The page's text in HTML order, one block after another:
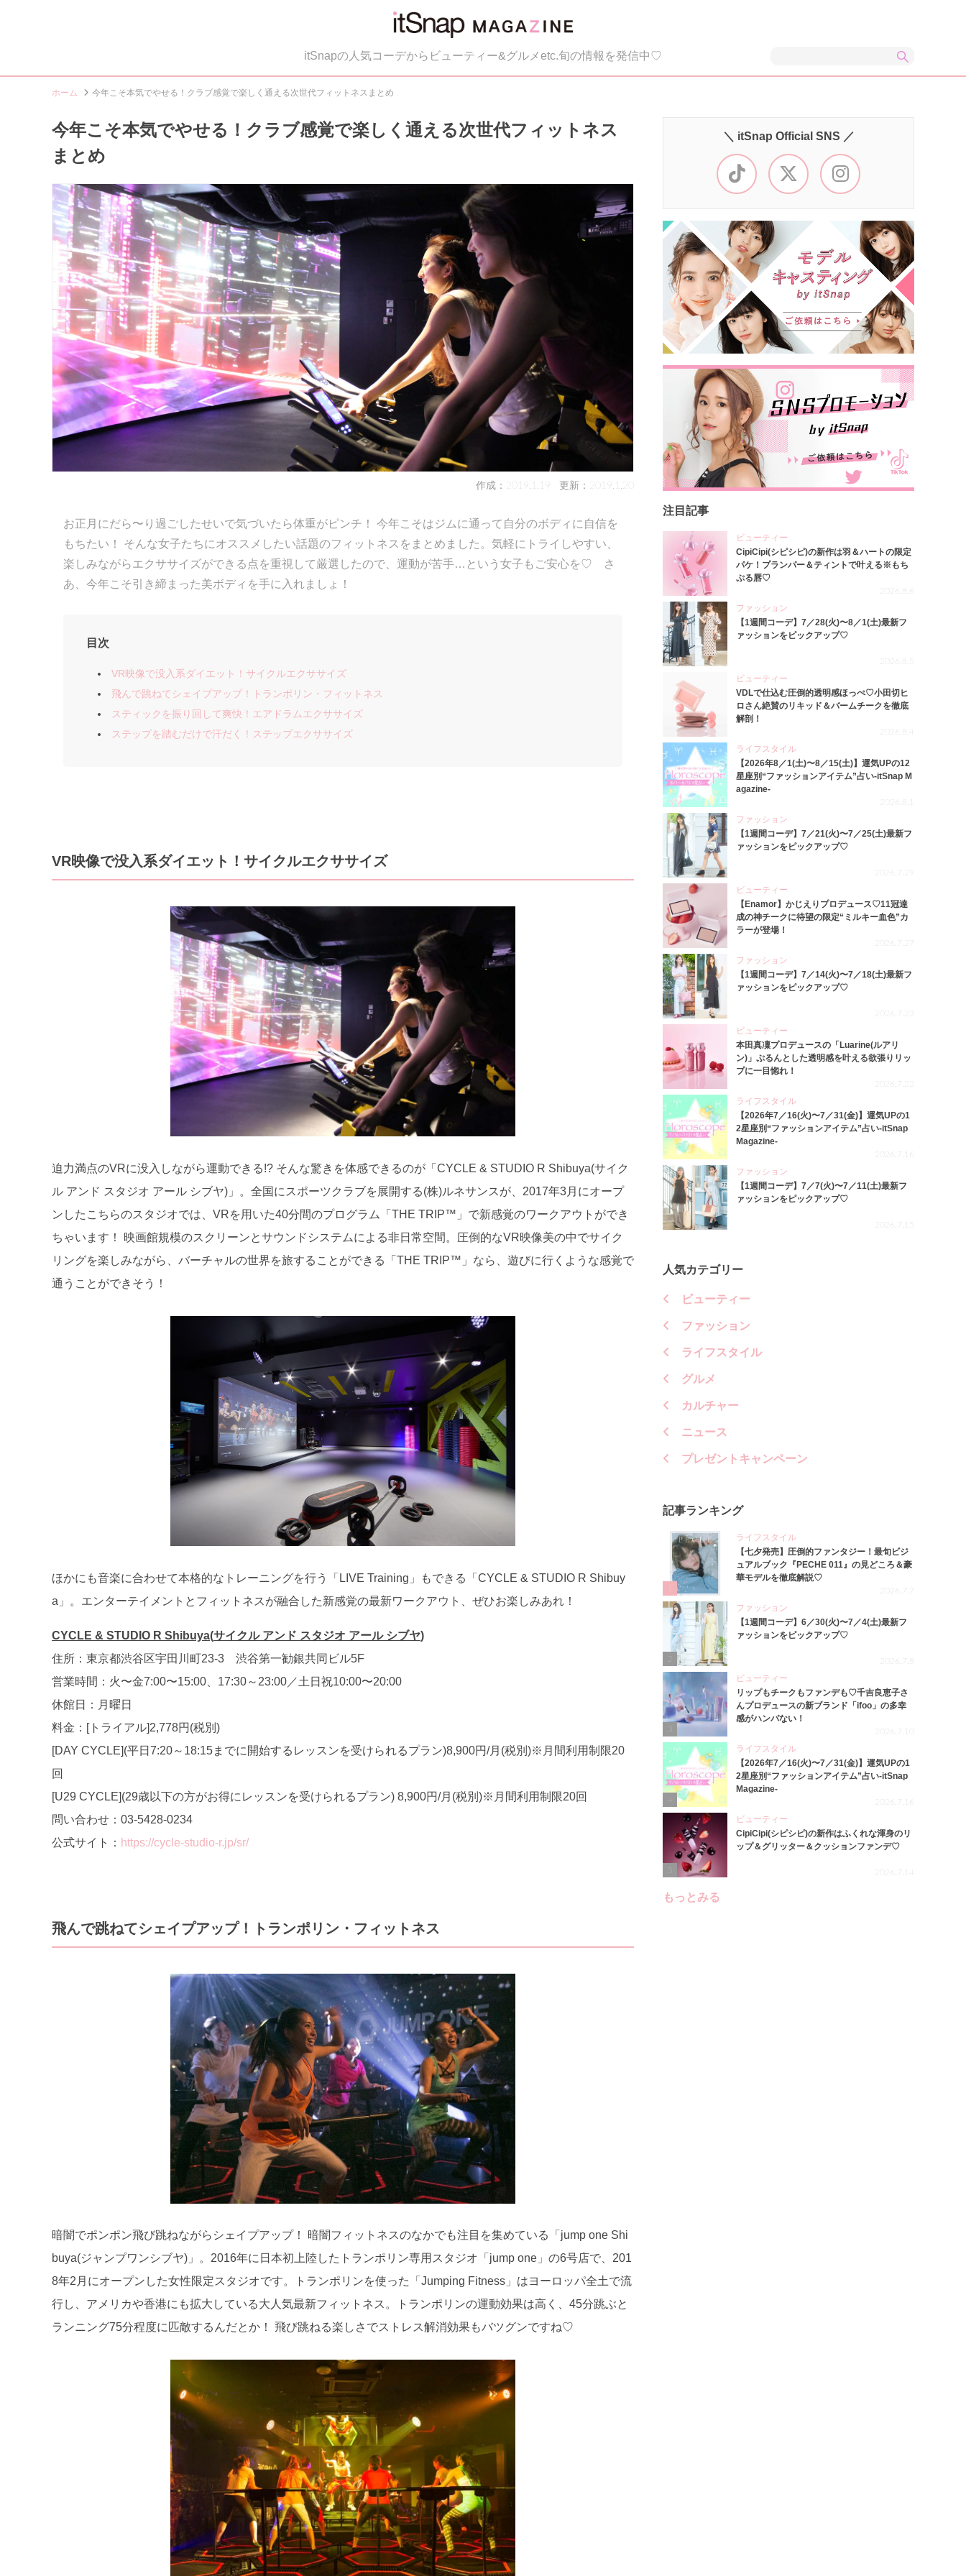
itSnapの人気コーデからビューティー&グルメetc.旬の情報を発信中♡
ホーム 今年こそ本気でやせる！クラブ感覚で楽しく通える次世代フィットネスまとめ
今年こそ本気でやせる！クラブ感覚で楽しく通える次世代フィットネス
まとめ
作成：2019.1.19 更新：2019.1.20
お正月にだら〜り過ごしたせいで気づいたら体重がピンチ！ 今年こそはジムに通って自分のボディに自信を
もちたい！ そんな女子たちにオススメしたい話題のフィットネスをまとめました。気軽にトライしやすい、
楽しみながらエクササイズができる点を重視して厳選したので、運動が苦手…という女子もご安心を♡ さ
あ、今年こそ引き締まった美ボディを手に入れましょ！
目次
VR映像で没入系ダイエット！サイクルエクササイズ
飛んで跳ねてシェイプアップ！トランポリン・フィットネス
スティックを振り回して爽快！エアドラムエクササイズ
ステップを踏むだけで汗だく！ステップエクササイズ
VR映像で没入系ダイエット！サイクルエクササイズ
迫力満点のVRに没入しながら運動できる!? そんな驚きを体感できるのが「CYCLE & STUDIO R Shibuya(サイク
ル アンド スタジオ アール シブヤ)」。全国にスポーツクラブを展開する(株)ルネサンスが、2017年3月にオープ
ンしたこちらのスタジオでは、VRを用いた40分間のプログラム「THE TRIP™」で新感覚のワークアウトができ
ちゃいます！ 映画館規模のスクリーンとサウンドシステムによる非日常空間。圧倒的なVR映像美の中でサイク
リングを楽しみながら、バーチャルの世界を旅することができる「THE TRIP™」なら、遊びに行くような感覚で
通うことができそう！
ほかにも音楽に合わせて本格的なトレーニングを行う「LIVE Training」もできる「CYCLE & STUDIO R Shibuy
a」。エンターテイメントとフィットネスが融合した新感覚の最新ワークアウト、ぜひお楽しみあれ！
CYCLE & STUDIO R Shibuya(サイクル アンド スタジオ アール シブヤ)
住所：東京都渋谷区宇田川町23-3 渋谷第一勧銀共同ビル5F
営業時間：火〜金7:00〜15:00、17:30～23:00／土日祝10:00〜20:00
休館日：月曜日
料金：[トライアル]2,778円(税別)
[DAY CYCLE](平日7:20～18:15までに開始するレッスンを受けられるプラン)8,900円/月(税別)※月間利用制限20
回
[U29 CYCLE](29歳以下の方がお得にレッスンを受けられるプラン) 8,900円/月(税別)※月間利用制限20回
問い合わせ：03-5428-0234
公式サイト： https://cycle-studio-r.jp/sr/
飛んで跳ねてシェイプアップ！トランポリン・フィットネス
暗闇でポンポン飛び跳ねながらシェイプアップ！ 暗闇フィットネスのなかでも注目を集めている「jump one Shi
buya(ジャンプワンシブヤ)」。2016年に日本初上陸したトランポリン専用スタジオ「jump one」の6号店で、201
8年2月にオープンした女性限定スタジオです。トランポリンを使った「Jumping Fitness」はヨーロッパ全土で流
行し、アメリカや香港にも拡大している大人気最新フィットネス。トランポリンの運動効果は高く、45分跳ぶと
ランニング75分程度に匹敵するんだとか！ 飛び跳ねる楽しさでストレス解消効果もバツグンですね♡
＼ itSnap Official SNS ／
注目記事
ビューティー
CipiCipi(シピシピ)の新作は羽＆ハートの限定
パケ！プランパー＆ティントで叶える※もち
ぷる唇♡
2026.8.6
ファッション
【1週間コーデ】7／28(火)〜8／1(土)最新フ
ァッションをピックアップ♡
2026.8.5
ビューティー
VDLで仕込む圧倒的透明感ほっぺ♡小田切ヒ
ロさん絶賛のリキッド＆バームチークを徹底
解剖！
2026.8.4
ライフスタイル
【2026年8／1(土)〜8／15(土)】運気UPの12
星座別“ファッションアイテム”占い-itSnap M
agazine-
2026.8.1
ファッション
【1週間コーデ】7／21(火)〜7／25(土)最新フ
ァッションをピックアップ♡
2026.7.29
ビューティー
【Enamor】かじえりプロデュース♡11冠達
成の神チークに待望の限定“ミルキー血色”カ
ラーが登場！
2026.7.27
ファッション
【1週間コーデ】7／14(火)〜7／18(土)最新フ
ァッションをピックアップ♡
2026.7.23
ビューティー
本田真凜プロデュースの「Luarine(ルアリ
ン)」ぷるんとした透明感を叶える欲張りリッ
プに一目惚れ！
2026.7.22
ライフスタイル
【2026年7／16(火)〜7／31(金)】運気UPの1
2星座別“ファッションアイテム”占い-itSnap
Magazine-
2026.7.16
ファッション
【1週間コーデ】7／7(火)〜7／11(土)最新フ
ァッションをピックアップ♡
2026.7.15
人気カテゴリー
ビューティー
ファッション
ライフスタイル
グルメ
カルチャー
ニュース
プレゼントキャンペーン
記事ランキング
ライフスタイル
【七夕発売】圧倒的ファンタジー！最旬ビジ
ュアルブック『PECHE 011』の見どころ＆豪
華モデルを徹底解説♡
2026.7.7
ファッション
【1週間コーデ】6／30(火)〜7／4(土)最新フ
ァッションをピックアップ♡
2026.7.8
3
ビューティー
リップもチークもファンデも♡千吉良恵子さ
んプロデュースの新ブランド「ifoo」の多幸
感がハンパない！
2026.7.10
4
ライフスタイル
【2026年7／16(火)〜7／31(金)】運気UPの1
2星座別“ファッションアイテム”占い-itSnap
Magazine-
2026.7.16
ビューティー
CipiCipi(シピシピ)の新作はふくれな渾身のリ
ップ＆グリッター＆クッションファンデ♡
2026.7.14
もっとみる